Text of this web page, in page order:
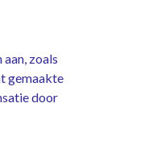
zoals
gemaakte
door